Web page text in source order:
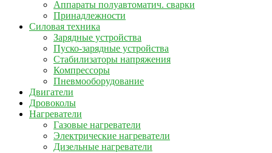
Аппараты полуавтоматич. сварки
Принадлежности
Силовая техника
Зарядные устройства
Пуско-зарядные устройства
Стабилизаторы напряжения
Компрессоры
Пневмооборудование
Двигатели
Дровоколы
Нагреватели
Газовые нагреватели
Электрические нагреватели
Дизельные нагреватели